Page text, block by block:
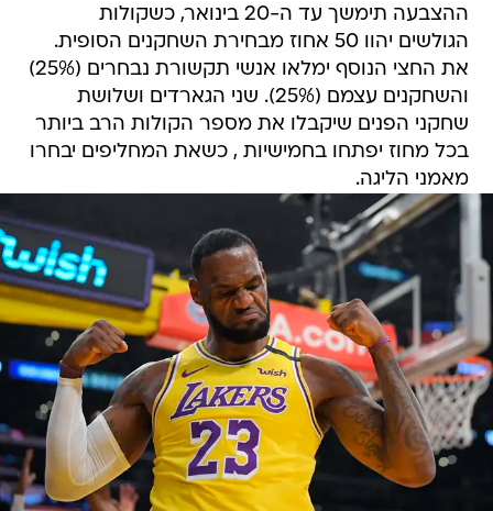
ההצבעה תימשך עד ה-20 בינואר, כשקולות
הגולשים יהוו 50 אחוז מבחירת השחקנים הסופית.
את החצי הנוסף ימלאו אנשי תקשורת נבחרים (25%)
והשחקנים עצמם (25%). שני הגארדים ושלושת
שחקני הפנים שיקבלו את מספר הקולות הרב ביותר
בכל מחוז יפתחו בחמישיות , כשאת המחליפים יבחרו
מאמני הליגה.